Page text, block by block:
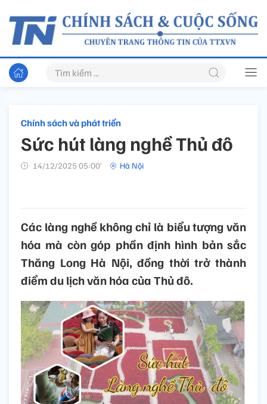
Chính sách và phát triển
Sức hút làng nghề Thủ đô
14/12/2025 05:00’ Hà Nội
Các làng nghề không chỉ là biểu tượng văn
hóa mà còn góp phần định hình bản sắc
Thăng Long Hà Nội, đồng thời trở thành
điểm du lịch văn hóa của Thủ đô.